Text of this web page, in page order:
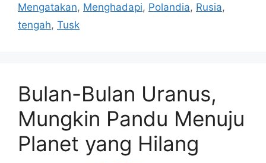
Mengatakan, Menghadapi, Polandia, Rusia,
tengah, Tusk
Bulan-Bulan Uranus,
Mungkin Pandu Menuju
Planet yang Hilang